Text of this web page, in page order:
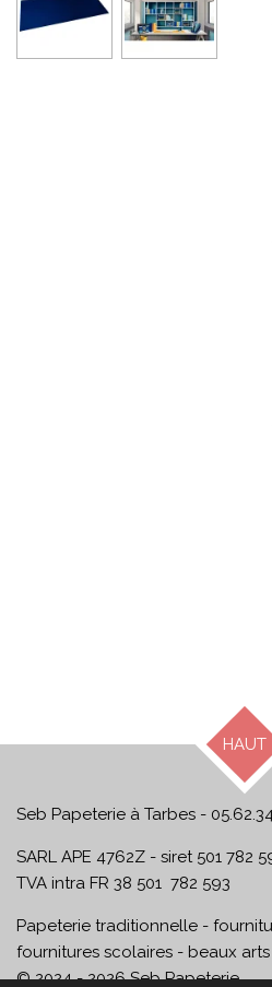
HAUT
Seb Papeterie à Tarbes -
SARL APE 4762Z - siret 501 782
TVA intra FR 38 501 782 593
Papeterie traditionnelle -
fournitures scolaires - beaux
© 2024 - 2026 Seb Papeterie